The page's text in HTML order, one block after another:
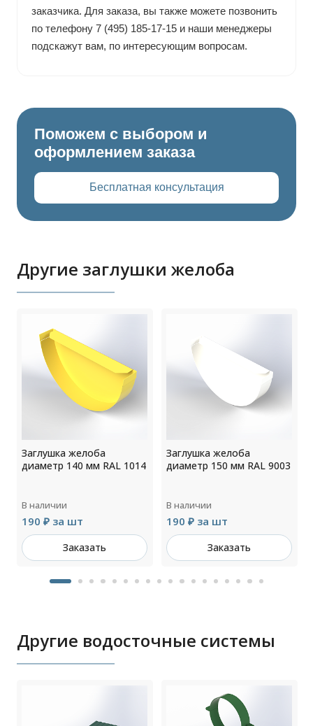
заказчика. Для заказа, вы также можете позвонить
по телефону 7 (495) 185-17-15 и наши менеджеры
подскажут вам, по интересующим вопросам.
Поможем с выбором и
оформлением заказа
Бесплатная консультация
Другие заглушки желоба
Заглушка желоба
диаметр 140 мм RAL 1014
В наличии
190 ₽ за шт
Заказать
Заглушка желоба
диаметр 150 мм RAL 9003
В наличии
190 ₽ за шт
Заказать
Другие водосточные системы